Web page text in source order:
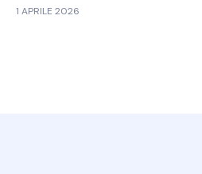
1 APRILE 2026